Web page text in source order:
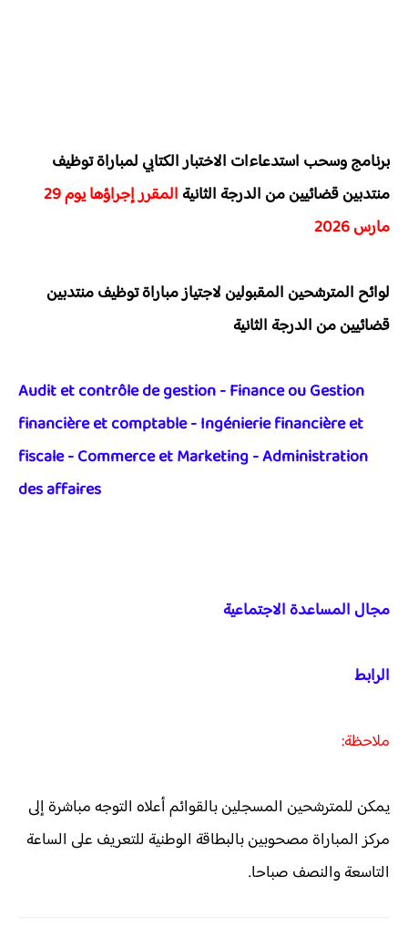
برنامج وسحب استدعاءات الاختبار الكتابي لمباراة توظيف
منتدبين قضائيين من الدرجة الثانية
المقرر إجراؤها يوم 29
مارس 2026
لوائح المترشحين المقبولين لاجتياز مباراة توظيف منتدبين
قضائيين من الدرجة الثانية
Audit et contrôle de gestion - Finance ou Gestion
financière et comptable - Ingénierie financière et
fiscale - Commerce et Marketing - Administration
des affaires
مجال المساعدة الاجتماعية
الرابط
ملاحظة:
يمكن للمترشحين المسجلين بالقوائم أعلاه التوجه مباشرة إلى
مركز المباراة مصحوبين بالبطاقة الوطنية للتعريف على الساعة
التاسعة والنصف صباحا.